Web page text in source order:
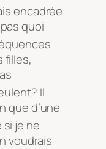
encadrée
quoi
filles,
? Il
que d’une
si je ne
voudrais